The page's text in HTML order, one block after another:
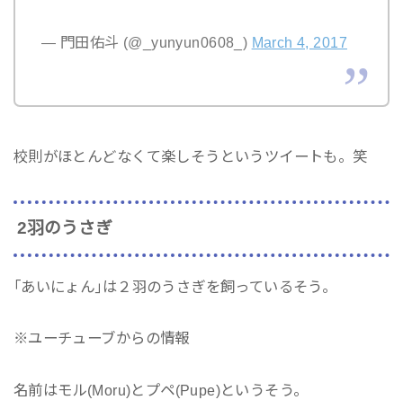
— 門田佑斗 (@_yunyun0608_) March 4, 2017
校則がほとんどなくて楽しそうというツイートも。笑
2羽のうさぎ
｢あいにょん｣は２羽のうさぎを飼っているそう。
※ユーチューブからの情報
名前はモル(Moru)とプペ(Pupe)というそう。